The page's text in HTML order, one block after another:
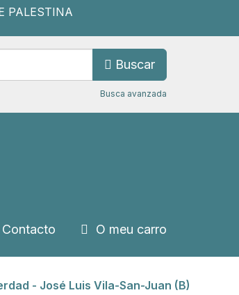
Buscar
Busca avanzada
Contacto O meu carro
- José Luis Vila-San-Juan (B)